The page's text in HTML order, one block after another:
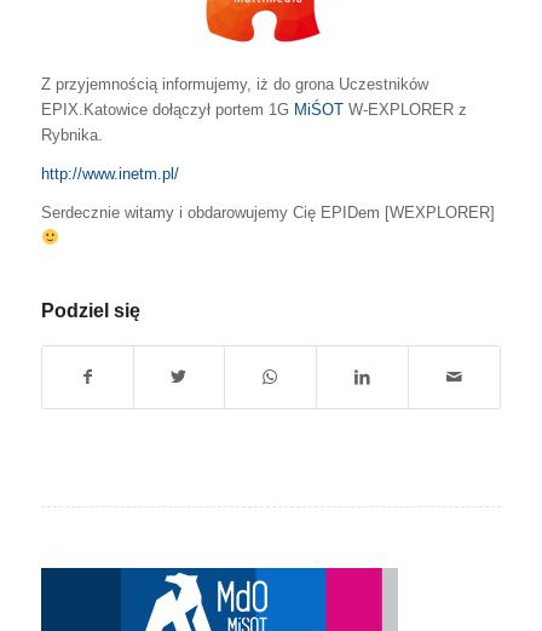
Z przyjemnością informujemy, iż do grona Uczestników
EPIX.Katowice dołączył portem 1G MiŚOTW-EXPLORER z
Rybnika.
http://www.inetm.pl/
Serdecznie witamy i obdarowujemy Cię EPIDem [WEXPLORER]
Podziel się